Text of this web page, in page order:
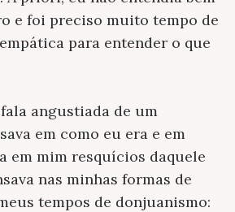
e foi preciso muito tempo de
para entender o que
angustiada de um
em como eu era e em
em mim resquícios daquele
nas minhas formas de
tempos de donjuanismo: